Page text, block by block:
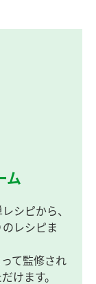
ム
シピから、
レシピま
て監修され
けます。